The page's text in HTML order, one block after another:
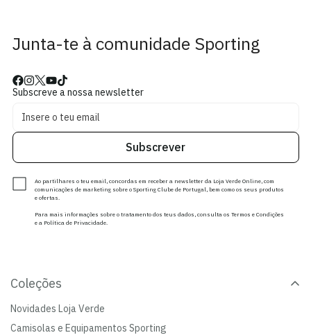
Junta-te à comunidade Sporting
Subscreve a nossa newsletter
Subscrever
Ao partilhares o teu email, concordas em receber a newsletter da Loja Verde Online, com
comunicações de marketing sobre o Sporting Clube de Portugal, bem como os seus produtos
e ofertas.
Para mais informações sobre o tratamento dos teus dados, consulta os Termos e Condições
e a Política de Privacidade.
Coleções
Novidades Loja Verde
Camisolas e Equipamentos Sporting